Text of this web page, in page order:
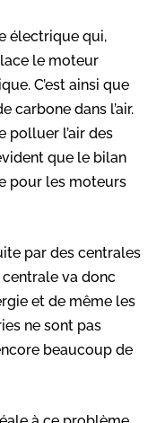
électrique qui,
le moteur
C’est ainsi que
carbone dans l’air.
polluer l’air des
que le bilan
pour les moteurs
par des centrales
va donc
et de même les
ne sont pas
beaucoup de